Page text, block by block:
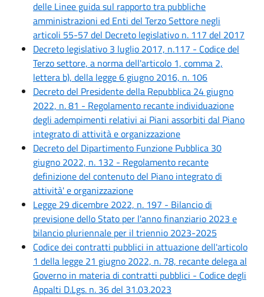
delle Linee guida sul rapporto tra pubbliche
amministrazioni ed Enti del Terzo Settore negli
articoli 55-57 del Decreto legislativo n. 117 del 2017
Decreto legislativo 3 luglio 2017, n.117 - Codice del
Terzo settore, a norma dell'articolo 1, comma 2,
lettera b), della legge 6 giugno 2016, n. 106
Decreto del Presidente della Repubblica 24 giugno
2022, n. 81 - Regolamento recante individuazione
degli adempimenti relativi ai Piani assorbiti dal Piano
integrato di attività e organizzazione
Decreto del Dipartimento Funzione Pubblica 30
giugno 2022, n. 132 - Regolamento recante
definizione del contenuto del Piano integrato di
attività' e organizzazione
Legge 29 dicembre 2022, n. 197 - Bilancio di
previsione dello Stato per l'anno finanziario 2023 e
bilancio pluriennale per il triennio 2023-2025
Codice dei contratti pubblici in attuazione dell'articolo
1 della legge 21 giugno 2022, n. 78, recante delega al
Governo in materia di contratti pubblici - Codice degli
Appalti D.Lgs. n. 36 del 31.03.2023